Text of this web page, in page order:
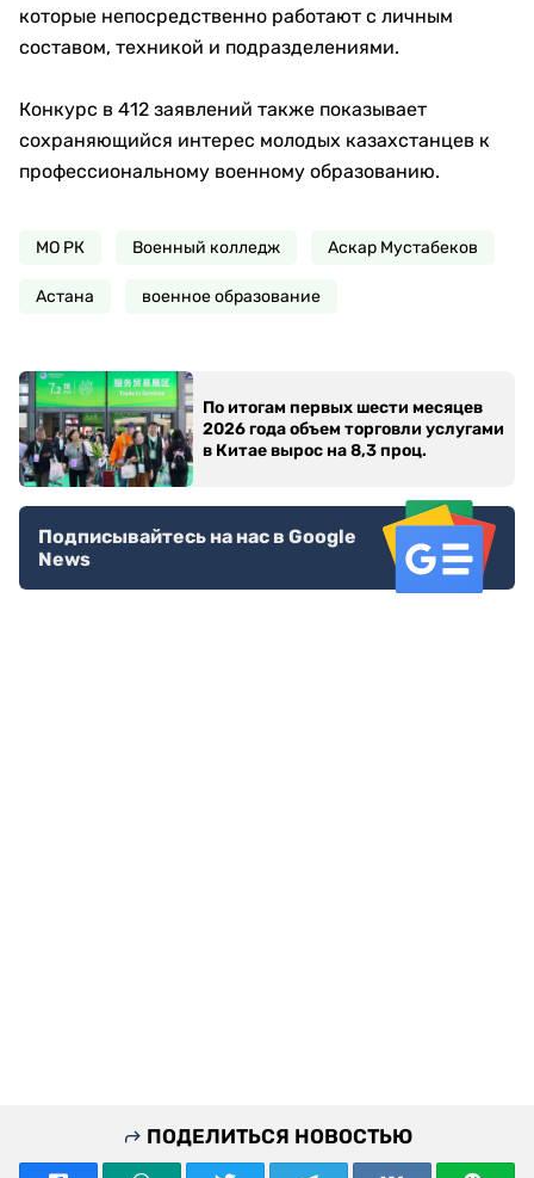
которые непосредственно работают с личным
составом, техникой и подразделениями.
Конкурс в 412 заявлений также показывает
сохраняющийся интерес молодых казахстанцев к
профессиональному военному образованию.
МО РК Военный колледж Аскар Мустабеков
Астана военное образование
По итогам первых шести месяцев
2026 года объем торговли услугами
в Китае вырос на 8,3 проц.
Подписывайтесь на нас в Google
News
ПОДЕЛИТЬСЯ НОВОСТЬЮ